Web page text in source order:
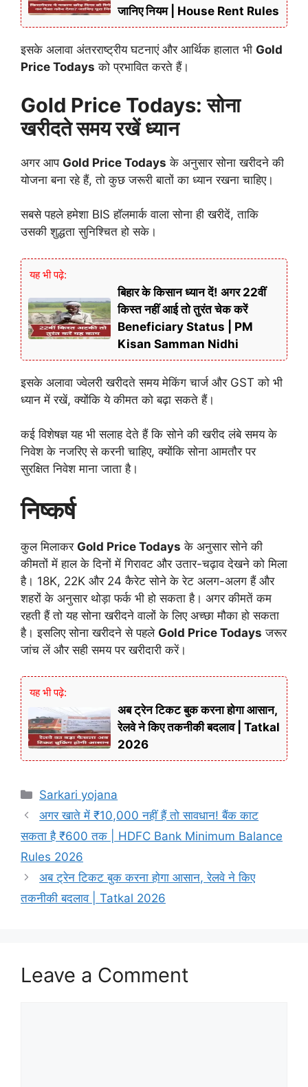
जानिए नियम | House Rent Rules
इसके अलावा अंतरराष्ट्रीय घटनाएं और आर्थिक हालात भी Gold
Price Todays को प्रभावित करते हैं।
Gold Price Todays: सोना
खरीदते समय रखें ध्यान
अगर आप Gold Price Todays के अनुसार सोना खरीदने की
योजना बना रहे हैं, तो कुछ जरूरी बातों का ध्यान रखना चाहिए।
सबसे पहले हमेशा BIS हॉलमार्क वाला सोना ही खरीदें, ताकि
उसकी शुद्धता सुनिश्चित हो सके।
यह भी पढ़े:
बिहार के किसान ध्यान दें! अगर 22वीं
किस्त नहीं आई तो तुरंत चेक करें
Beneficiary Status | PM
Kisan Samman Nidhi
इसके अलावा ज्वेलरी खरीदते समय मेकिंग चार्ज और GST को भी
ध्यान में रखें, क्योंकि ये कीमत को बढ़ा सकते हैं।
कई विशेषज्ञ यह भी सलाह देते हैं कि सोने की खरीद लंबे समय के
निवेश के नजरिए से करनी चाहिए, क्योंकि सोना आमतौर पर
सुरक्षित निवेश माना जाता है।
निष्कर्ष
कुल मिलाकर Gold Price Todays के अनुसार सोने की
कीमतों में हाल के दिनों में गिरावट और उतार-चढ़ाव देखने को मिला
है। 18K, 22K और 24 कैरेट सोने के रेट अलग-अलग हैं और
शहरों के अनुसार थोड़ा फर्क भी हो सकता है। अगर कीमतें कम
रहती हैं तो यह सोना खरीदने वालों के लिए अच्छा मौका हो सकता
है। इसलिए सोना खरीदने से पहले Gold Price Todays जरूर
जांच लें और सही समय पर खरीदारी करें।
यह भी पढ़े:
अब ट्रेन टिकट बुक करना होगा आसान,
रेलवे ने किए तकनीकी बदलाव | Tatkal
2026
Categories
Sarkari yojana
अगर खाते में ₹10,000 नहीं हैं तो सावधान! बैंक काट
सकता है ₹600 तक | HDFC Bank Minimum Balance
Rules 2026
अब ट्रेन टिकट बुक करना होगा आसान, रेलवे ने किए
तकनीकी बदलाव | Tatkal 2026
Leave a Comment